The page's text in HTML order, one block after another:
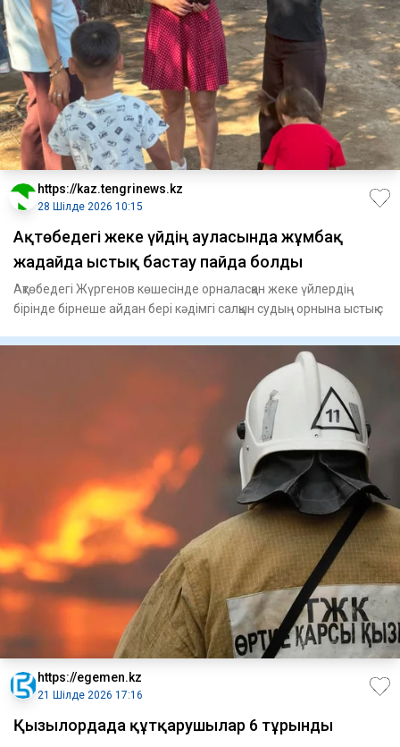
https://kaz.tengrinews.kz
28 Шілде 2026 10:15
Ақтөбедегі жеке үйдің ауласында жұмбақ
жағдайда ыстық бастау пайда болды
Ақтөбедегі Жүргенов көшесінде орналасқан жеке үйлердің
бірінде бірнеше айдан бері кәдімгі салқын судың орнына ыстық с
https://egemen.kz
21 Шілде 2026 17:16
Қызылордада құтқарушылар 6 тұрғынды